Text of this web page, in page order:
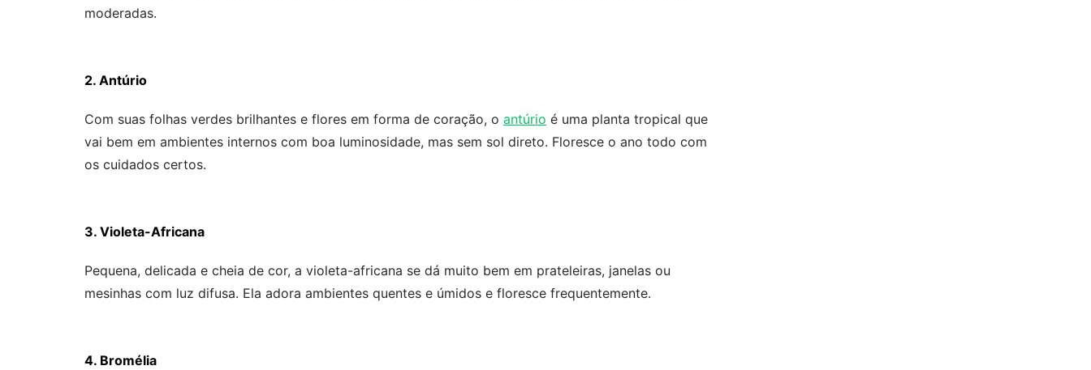
moderadas.
2. Antúrio
Com suas folhas verdes brilhantes e flores em forma de coração, o antúrio é uma planta tropical que
vai bem em ambientes internos com boa luminosidade, mas sem sol direto. Floresce o ano todo com
os cuidados certos.
3. Violeta-Africana
Pequena, delicada e cheia de cor, a violeta-africana se dá muito bem em prateleiras, janelas ou
mesinhas com luz difusa. Ela adora ambientes quentes e úmidos e floresce frequentemente.
4. Bromélia